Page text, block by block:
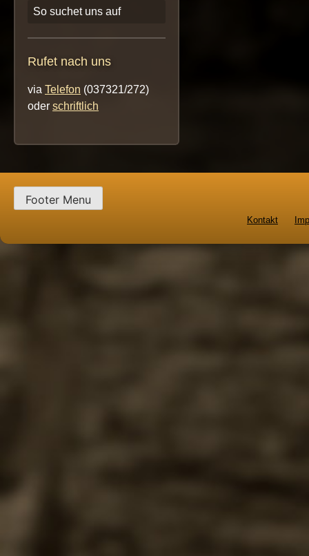
So suchet uns auf
Rufet nach uns
via Telefon (037321/272)
oder schriftlich
Footer Menu
Kontakt